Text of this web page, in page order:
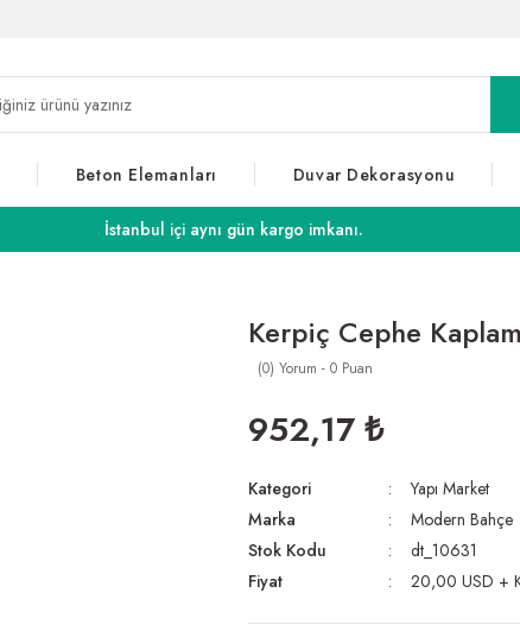
Beton Elemanları Duvar Dekorasyonu
İstanbul içi aynı gün kargo imkanı.
Kerpiç Cephe
(0) Yorum - 0 Puan
952,17 ₺
Kategori
Yapı Market
Marka
Modern Bahçe
Stok Kodu
dt_10631
Fiyat
20,00 USD +